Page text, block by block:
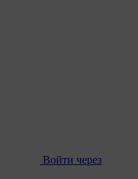
Войти через